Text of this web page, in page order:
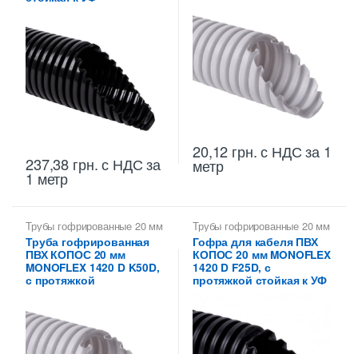
237,38 грн.с НДС за
1 метр
20,12 грн.с НДС за 1
метр
Трубы гофрированные 20 мм
Труба гофрированная
ПВХ КОПОС 20 мм
MONOFLEX 1420 D K50D,
с протяжкой
Трубы гофрированные 20 мм
Гофра для кабеля ПВХ
КОПОС 20 мм MONOFLEX
1420 D F25D, с
протяжкой стойкая к УФ